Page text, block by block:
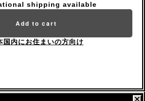
shipping available
Add to cart
国内にお住まいの方向け